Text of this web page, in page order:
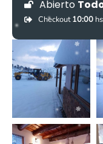
Abierto
Checkout10:00 hs